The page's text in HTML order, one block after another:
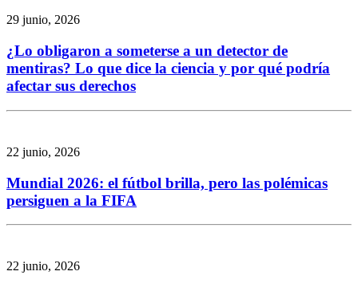
29 junio, 2026
¿Lo obligaron a someterse a un detector de
mentiras? Lo que dice la ciencia y por qué podría
afectar sus derechos
22 junio, 2026
Mundial 2026: el fútbol brilla, pero las polémicas
persiguen a la FIFA
22 junio, 2026